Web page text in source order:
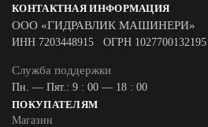
КОНТАКТНАЯ ИНФОРМАЦИЯ
ООО «ГИДРАВЛИК МАШИНЕРИ»
ИНН 7203448915 ОГРН 1027700132195
Служба поддержки
Пн. — Пят.: 9 : 00 — 18 : 00
ПОКУПАТЕЛЯМ
Магазин